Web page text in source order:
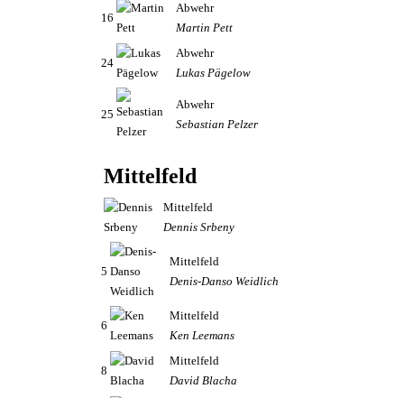
16
Abwehr
Martin Pett
24
Abwehr
Lukas Pägelow
25
Abwehr
Sebastian Pelzer
Mittelfeld
Mittelfeld
Dennis Srbeny
5
Mittelfeld
Denis-Danso Weidlich
6
Mittelfeld
Ken Leemans
8
Mittelfeld
David Blacha